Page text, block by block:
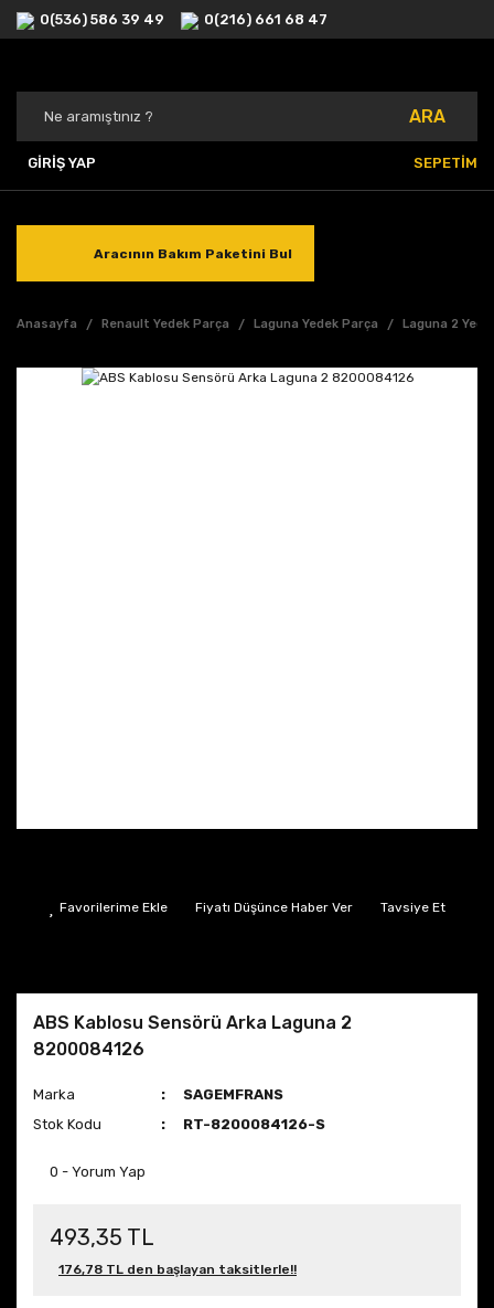
0(536) 586 39 49 0(216) 661 68 47
ARA
GİRİŞ YAP SEPETİM
Aracının Bakım Paketini Bul
Anasayfa Renault Yedek Parça Laguna Yedek Parça Laguna 2
Fiyatı Düşünce Haber Ver Tavsiye Et
ABS Kablosu Sensörü Arka Laguna 2
8200084126
Marka
SAGEMFRANS
Stok Kodu
RT-8200084126-S
0 - Yorum Yap
493,35 TL
176,78 TL den başlayan taksitlerle!!